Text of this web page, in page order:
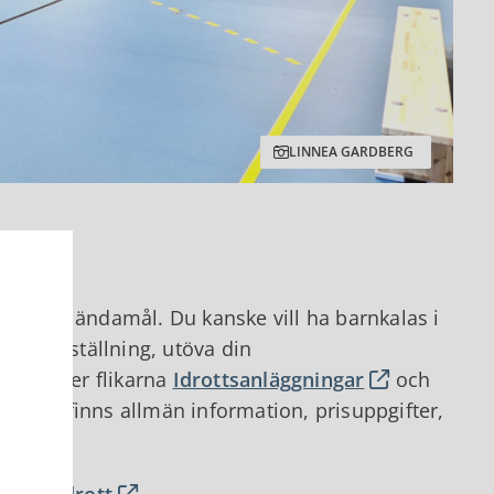
LINNEA GARDBERG
olika ändamål. Du kanske vill ha barnkalas i
utöva din
Under flikarna Idrottsanläggningar
och
Här finns allmän information, prisuppgifter,